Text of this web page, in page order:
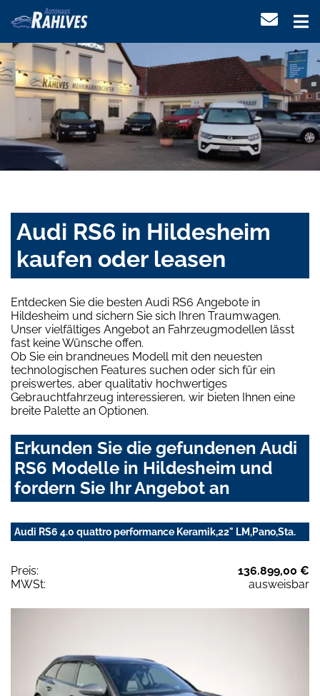
Audi RS6 in Hildesheim
kaufen oder leasen
Entdecken Sie die besten Audi RS6 Angebote in
Hildesheim und sichern Sie sich Ihren Traumwagen.
Unser vielfältiges Angebot an Fahrzeugmodellen lässt
fast keine Wünsche offen.
Ob Sie ein brandneues Modell mit den neuesten
technologischen Features suchen oder sich für ein
preiswertes, aber qualitativ hochwertiges
Gebrauchtfahrzeug interessieren, wir bieten Ihnen eine
breite Palette an Optionen.
Erkunden Sie die gefundenen Audi
RS6 Modelle in Hildesheim und
fordern Sie Ihr Angebot an
Audi RS6 4.0 quattro performance Keramik,22" LM,Pano,Sta.
Preis:
136.899,00 €
MWSt:
ausweisbar